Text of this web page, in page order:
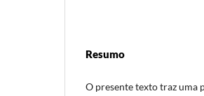
Resumo
O presente texto traz uma